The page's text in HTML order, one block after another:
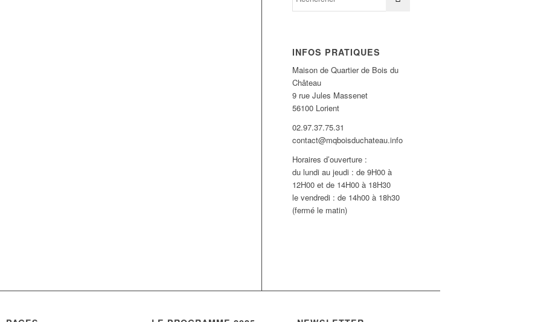
INFOS PRATIQUES
Maison de Quartier de Bois du
Château
9 rue Jules Massenet
56100 Lorient
02.97.37.75.31
contact@mqboisduchateau.info
Horaires d’ouverture :
du lundi au jeudi : de 9H00 à
12H00 et de 14H00 à 18H30
le vendredi : de 14h00 à 18h30
(fermé le matin)